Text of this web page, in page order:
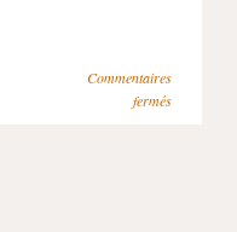
Commentaires
fermés